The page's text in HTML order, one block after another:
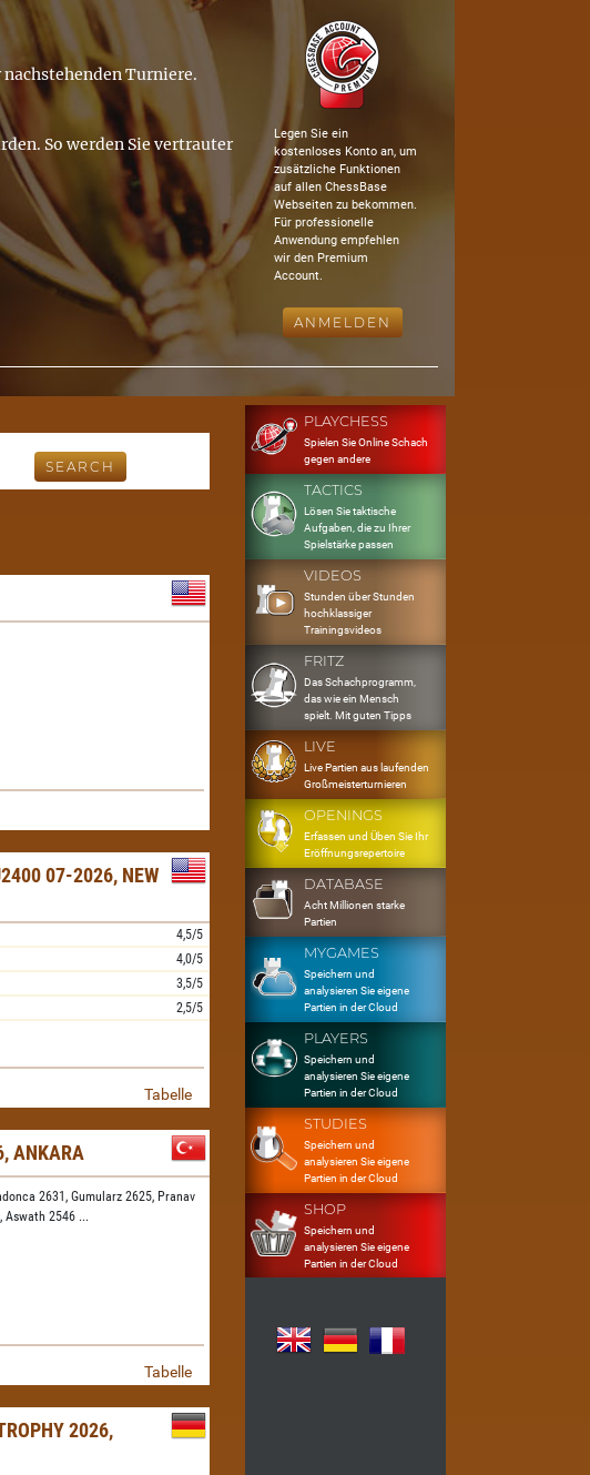
Turniere.
So werden Sie vertrauter
Legen Sie ein
kostenloses Konto an, um
zusätzliche Funktionen
auf allen ChessBase
Webseiten zu bekommen.
Für professionelle
Anwendung empfehlen
wir den Premium
Account.
ANMELDEN
07-2026, NEW
4,5/5
4,0/5
3,5/5
2,5/5
Tabelle
ANKARA
2631, Gumularz 2625, Pranav
Aswath 2546 ...
Tabelle
2026,
PLAYCHESS
Spielen Sie Online Schach
gegen andere
TACTICS
Lösen Sie taktische
Aufgaben, die zu Ihrer
Spielstärke passen
VIDEOS
Stunden über Stunden
hochklassiger
Trainingsvideos
FRITZ
Das Schachprogramm,
das wie ein Mensch
spielt. Mit guten Tipps
LIVE
Live Partien aus laufenden
Großmeisterturnieren
OPENINGS
Erfassen und Üben Sie Ihr
Eröffnungsrepertoire
DATABASE
Acht Millionen starke
Partien
MYGAMES
Speichern und
analysieren Sie eigene
Partien in der Cloud
PLAYERS
Speichern und
analysieren Sie eigene
Partien in der Cloud
STUDIES
Speichern und
analysieren Sie eigene
Partien in der Cloud
SHOP
Speichern und
analysieren Sie eigene
Partien in der Cloud